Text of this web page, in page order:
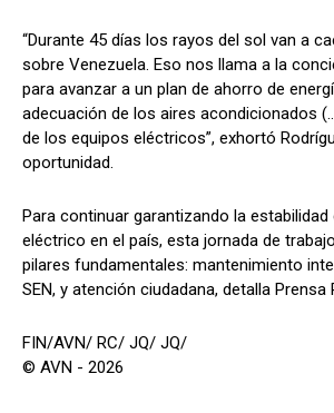
“Durante 45 días los rayos del sol van a
sobre Venezuela. Eso nos llama a la
para avanzar a un plan de ahorro de
adecuación de los aires acondicionados
de los equipos eléctricos”, exhortó
oportunidad.
Para continuar garantizando la estabilidad
eléctrico en el país, esta jornada de
pilares fundamentales: mantenimiento
SEN, y atención ciudadana, detalla Prensa
FIN/AVN/ RC/ JQ/ JQ/
© AVN - 2026